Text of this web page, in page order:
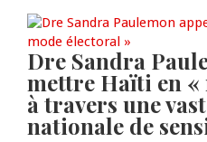
Dre Sandra
mettre Haïti en «
à travers une
nationale de